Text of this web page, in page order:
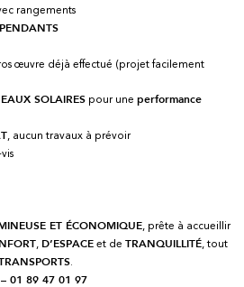
rangements
œuvre déjà effectué (projet facilement
SOLAIRES pour une performance
, aucun travaux à prévoir
ET ÉCONOMIQUE, prête à accueillir
, D’ESPACE et de TRANQUILLITÉ, tout
.
– 01 89 47 01 97